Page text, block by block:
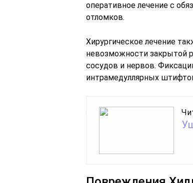
оперативное лечение с
отломков.
Хирургическое лечение
невозможности закрытой
сосудов и нервов.
интрамедуллярных